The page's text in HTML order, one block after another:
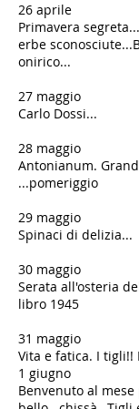
​​26 aprile
Primavera
erbe
onirico...
27 maggio
Carlo Dossi...
28 maggio
Antonianum.
...pomeriggio
29 maggio
Spinaci di delizia...
30 maggio
Serata all'osteria
libro 1945
31 maggio
Vita e fatica. I
1 giugno
Benvenuto al mese